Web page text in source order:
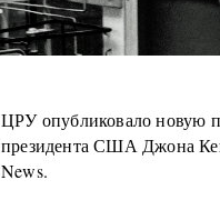
ЦРУ опубликовало новую
президента США Джона
News.